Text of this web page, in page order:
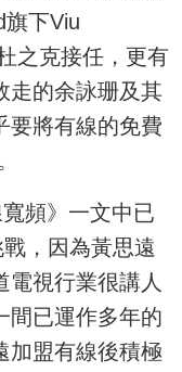
下Viu
之克接任，更有
走的余詠珊及其
要將有線的免費
頻》一文中已
，因為黃思遠
電視行業很講人
間已運作多年的
加盟有線後積極